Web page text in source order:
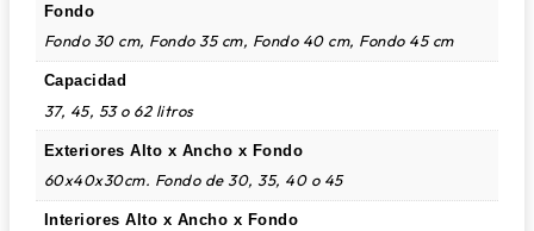
Fondo
Fondo 30 cm, Fondo 35 cm, Fondo 40 cm, Fondo 45 cm
Capacidad
37, 45, 53 o 62 litros
Exteriores Alto x Ancho x Fondo
60x40x30cm. Fondo de 30, 35, 40 o 45
Interiores Alto x Ancho x Fondo